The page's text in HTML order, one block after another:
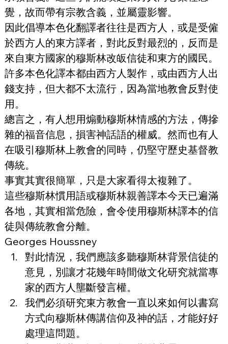
覺，故而帶有宗教含義，並屬靈影響。
因此倡導本色化翻譯者往往是西方人，或是受僱
於西方人的東方譯者，對此反對最烈的，反而是
來自東方國家的穆斯林改皈信徒和東方的國民。
許多本色化譯本都由西方人製作，或由西方人出
錢支持，但大都不太流行，因為當地教會反對使
用。
總言之，有人想用煽動穆斯林情感的方法，傳摻
雜的福音信息，損害神話語的權威。然而也有人
在吸引穆斯林上教會的同時，仍堅守歷史基督教
傳統。
事實其實很簡單，只是大家看得太複雜了。
這些穆斯林慣用語或穆斯林親善譯本今天已遍滿
各地，其實相當危險，會令使用穆斯林譯本的信
徒與傳統教會分離。
Georges Houssney
對此情況，我們應該多聽穆斯林背景信徒的
意見，別讓才花幾年時間做文化研究就當專
家的西方人壟斷發言權。
我們必須研究東方教會一直以來如何以書寫
方式向穆斯林傳講信仰及神的話，才能好好
處理這問題。